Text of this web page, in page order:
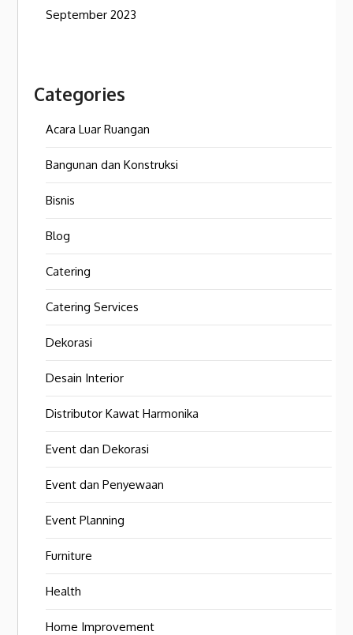
September 2023
Categories
Acara Luar Ruangan
Bangunan dan Konstruksi
Bisnis
Blog
Catering
Catering Services
Dekorasi
Desain Interior
Distributor Kawat Harmonika
Event dan Dekorasi
Event dan Penyewaan
Event Planning
Furniture
Health
Home Improvement